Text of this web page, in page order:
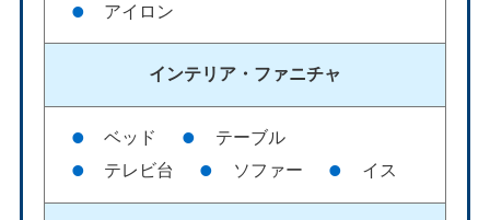
アイロン
インテリア・ ファニチャ
ベッド
テーブル
テレビ台
ソファー イス